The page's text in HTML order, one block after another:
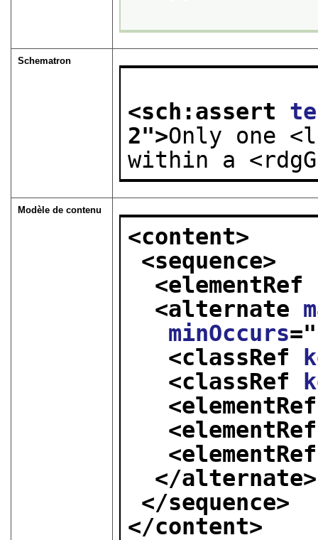
Schematron
<sch:assert
2">Only one
within a
Modèle de contenu
<content>
<sequence>
<elementRef
<alternate
minOccurs="
<classRef
<classRef
</alternate>
</sequence>
</content>